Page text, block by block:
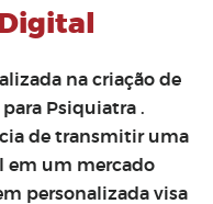
nacriação de
Psiquiatra .
de transmitir uma
em um mercado
personalizada visa